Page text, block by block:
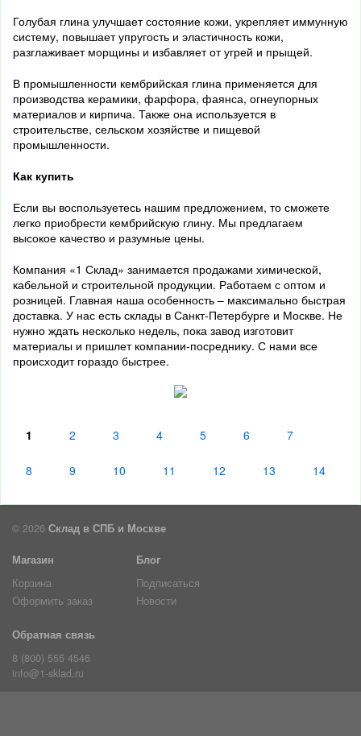
Голубая глина улучшаетсостояние кожи, укрепляетиммунную
систему, повышаетупругость и эластичность кожи,
разглаживаетморщины и избавляетотугрей и прыщей.
В промышленности кембрийская глина применяется для
производства керамики, фарфора, фаянса, огнеупорных
материалов и кирпича. Также она используется в
строительстве, сельском хозяйстве и пищевой
промышленности.
Как купить
Если вы воспользуетесь нашим предложением, то сможете
легко приобрести кембрийскую глину. Мы предлагаем
высокое качество и разумные цены.
Компания «1 Склад» занимается продажами химической,
кабельной и строительной продукции. Работаем с оптом и
розницей. Главная наша особенность – максимально быстрая
доставка. У нас есть склады в Санкт-Петербурге и Москве. Не
нужно ждать несколько недель, пока завод изготовит
материалы и пришлет компании-посреднику. С нами все
происходит гораздо быстрее.
1 2 3 4 5 6 7
8 9 10 11 12 13 14
© 2026 Склад в СПБ и Москве
Магазин
Корзина
Оформить заказ
Блог
Подписаться
Новости
Обратная связь
8 (800) 555 4546
info@1-sklad.ru